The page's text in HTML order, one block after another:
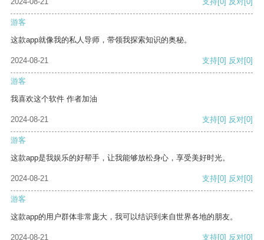
游客
这款app就像我的私人导师，带领我探索知识的奥秘。
2024-08-21 支持[0] 反对[0]
游客
我喜欢这个软件 作者加油
2024-08-21 支持[0] 反对[0]
游客
这款app是我娱乐的好帮手，让我能够放松身心，享受美好时光。
2024-08-21 支持[0] 反对[0]
游客
这款app的用户群体非常庞大，我可以结识到来自世界各地的朋友。
2024-08-21 支持[0] 反对[0]